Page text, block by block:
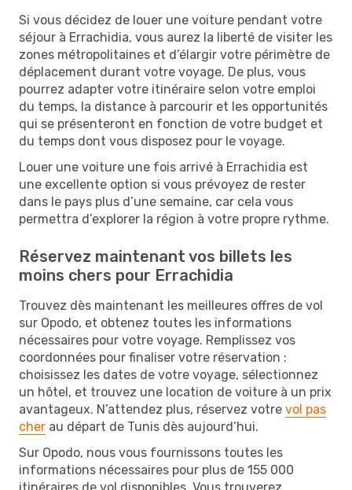
Si vous décidez de louer une voiture pendant votre
séjour à Errachidia, vous aurez la liberté de visiter les
zones métropolitaines et d’élargir votre périmètre de
déplacement durant votre voyage. De plus, vous
pourrez adapter votre itinéraire selon votre emploi
du temps, la distance à parcourir et les opportunités
qui se présenteront en fonction de votre budget et
du temps dont vous disposez pour le voyage.
Louer une voiture une fois arrivé à Errachidia est
une excellente option si vous prévoyez de rester
dans le pays plus d’une semaine, car cela vous
permettra d’explorer la région à votre propre rythme.
Réservez maintenant vos billets les
moins chers pour Errachidia
Trouvez dès maintenant les meilleures offres de vol
sur Opodo, et obtenez toutes les informations
nécessaires pour votre voyage. Remplissez vos
coordonnées pour finaliser votre réservation :
choisissez les dates de votre voyage, sélectionnez
un hôtel, et trouvez une location de voiture à un prix
avantageux. N’attendez plus, réservez votre vol pas
cher au départ de Tunis dès aujourd’hui.
Sur Opodo, nous vous fournissons toutes les
informations nécessaires pour plus de 155 000